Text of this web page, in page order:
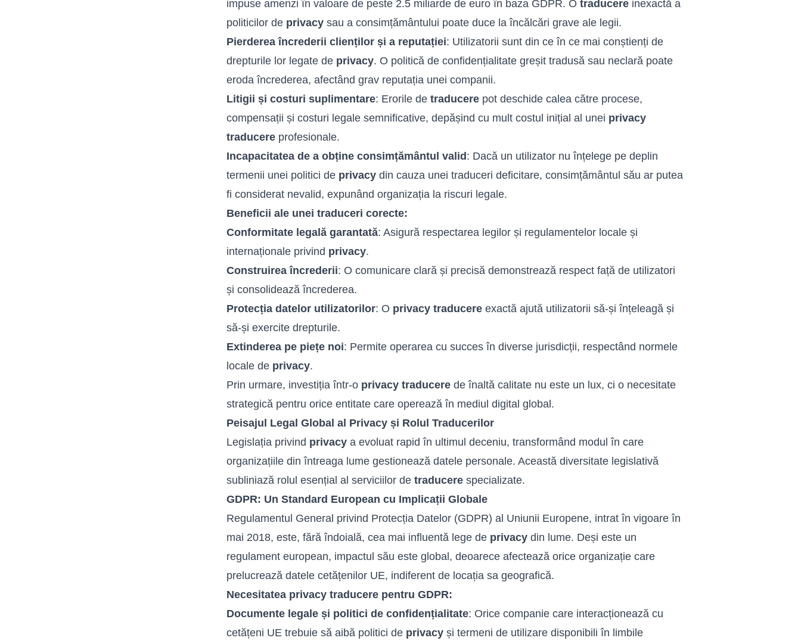
impuse amenzi în valoare de peste 2.5 miliarde de euro în baza GDPR. O traducereinexactă a
politicilor de privacysau a consimțământului poate duce la încălcări grave ale legii.
Pierderea încrederii clienților și a reputației: Utilizatorii sunt din ce în ce mai conștienți de
drepturile lor legate de privacy. O politică de confidențialitate greșit tradusă sau neclară poate
eroda încrederea, afectând grav reputația unei companii.
Litigii și costuri suplimentare: Erorile de traducerepot deschide calea către procese,
compensații și costuri legale semnificative, depășind cu mult costul inițial al unei privacy
traducereprofesionale.
Incapacitatea de a obține consimțământul valid : Dacă un utilizator nu înțelege pe deplin
termenii unei politici de privacydin cauza unei traduceri deficitare, consimțământul său ar putea
fi considerat nevalid, expunând organizația la riscuri legale.
Beneficii ale unei traduceri corecte:
Conformitate legală garantată: Asigură respectarea legilor și regulamentelor locale și
internaționale privind privacy.
Construirea încrederii: O comunicare clară și precisă demonstrează respect față de utilizatori
și consolidează încrederea.
Protecția datelor utilizatorilor: O privacy traducereexactă ajută utilizatorii să-și înțeleagă și
să-și exercite drepturile.
Extinderea pe piețe noi: Permite operarea cu succes în diverse jurisdicții, respectând normele
locale de privacy.
Prin urmare, investiția într-o privacy traducerede înaltă calitate nu este un lux, ci o necesitate
strategică pentru orice entitate care operează în mediul digital global.
Peisajul Legal Global al Privacy și Rolul Traducerilor
Legislația privind privacya evoluat rapid în ultimul deceniu, transformând modul în care
organizațiile din întreaga lume gestionează datele personale. Această diversitate legislativă
subliniază rolul esențial al serviciilor de traducerespecializate.
GDPR: Un Standard European cu Implicații Globale
Regulamentul General privind Protecția Datelor (GDPR) al Uniunii Europene, intrat în vigoare în
mai 2018, este, fără îndoială, cea mai influentă lege de privacydin lume. Deși este un
regulament european, impactul său este global, deoarece afectează orice organizație care
prelucrează datele cetățenilor UE, indiferent de locația sa geografică.
Necesitatea privacy traducere pentru GDPR:
Documente legale și politici de confidențialitate: Orice companie care interacționează cu
cetățeni UE trebuie să aibă politici de privacyși termeni de utilizare disponibili în limbile